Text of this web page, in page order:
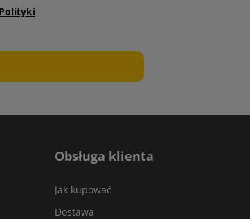
Polityki
Obsługa klienta
Jak kupować
Dostawa